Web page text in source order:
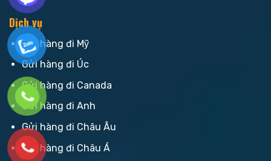
Dịch vụ
Gửi hàng đi Mỹ
Gửi hàng đi Úc
Gửi hàng đi Canada
Gửi hàng đi Anh
Gửi hàng đi Châu Âu
Gửi hàng đi Châu Á